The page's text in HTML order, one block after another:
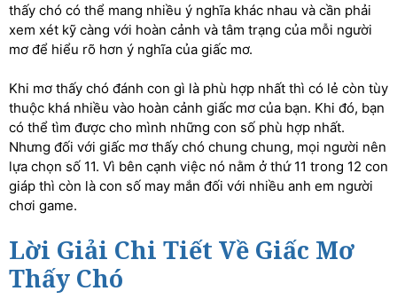
thấy chó có thể mang nhiều ý nghĩa khác nhau và cần phải
xem xét kỹ càng với hoàn cảnh và tâm trạng của mỗi người
mơ để hiểu rõ hơn ý nghĩa của giấc mơ.
Khi mơ thấy chó đánh con gì là phù hợp nhất thì có lẻ còn tùy
thuộc khá nhiều vào hoàn cảnh giấc mơ của bạn. Khi đó, bạn
có thể tìm được cho mình những con số phù hợp nhất.
Nhưng đối với giấc mơ thấy chó chung chung, mọi người nên
lựa chọn số 11. Vì bên cạnh việc nó nằm ở thứ 11 trong 12 con
giáp thì còn là con số may mắn đối với nhiều anh em người
chơi game.
Lời Giải Chi Tiết Về Giấc Mơ
Thấy Chó